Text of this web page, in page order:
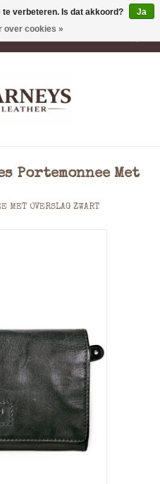
Portemonnee Met
MET OVERSLAG ZWART
verbeteren. Is dat akkoord?
Ja
over cookies »